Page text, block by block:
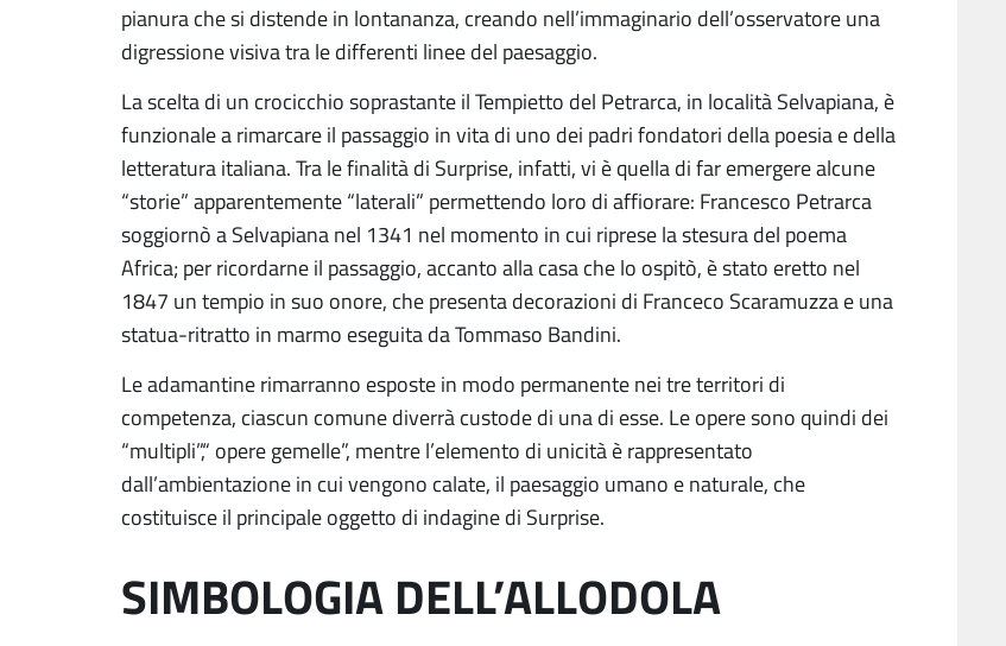
pianura che si distende in lontananza, creando nell’immaginario dell’osservatore una
digressione visiva tra le differenti linee del paesaggio.
La scelta di un crocicchio soprastante il Tempietto del Petrarca, in località Selvapiana, è
funzionale a rimarcare il passaggio in vita di uno dei padri fondatori della poesia e della
letteratura italiana. Tra le finalità di Surprise, infatti, vi è quella di far emergere alcune
“storie” apparentemente “laterali” permettendo loro di affiorare: Francesco Petrarca
soggiornò a Selvapiana nel 1341 nel momento in cui riprese la stesura del poema
Africa; per ricordarne il passaggio, accanto alla casa che lo ospitò, è stato eretto nel
1847 un tempio in suo onore, che presenta decorazioni di Franceco Scaramuzza e una
statua-ritratto in marmo eseguita da Tommaso Bandini.
Le adamantine rimarranno esposte in modo permanente nei tre territori di
competenza, ciascun comune diverrà custode di una di esse. Le opere sono quindi dei
“multipli”,“ opere gemelle”, mentre l’elemento di unicità è rappresentato
dall’ambientazione in cui vengono calate, il paesaggio umano e naturale, che
costituisce il principale oggetto di indagine di Surprise.
SIMBOLOGIA DELL’ALLODOLA